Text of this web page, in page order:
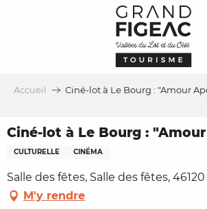
Accueil Ciné-lot à Le Bourg : "Amour
Ciné-lot à Le Bourg :
CULTURELLE CINÉMA
Salle des fêtes, Salle des fêtes,
M'y rendre